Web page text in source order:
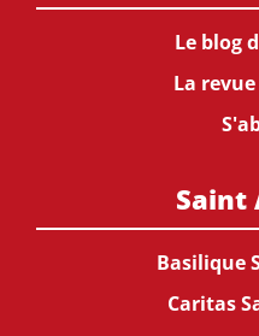
Le blog
La
Saint
Basilique
Caritas